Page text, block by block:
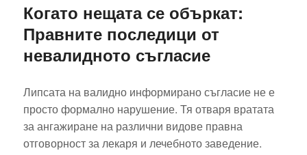
Когато нещата се объркат:
Правните последици от
невалидното съгласие
Липсата на валидно информирано съгласие не е
просто формално нарушение. Тя отваря вратата
за ангажиране на различни видове правна
отговорност за лекаря и лечебното заведение.